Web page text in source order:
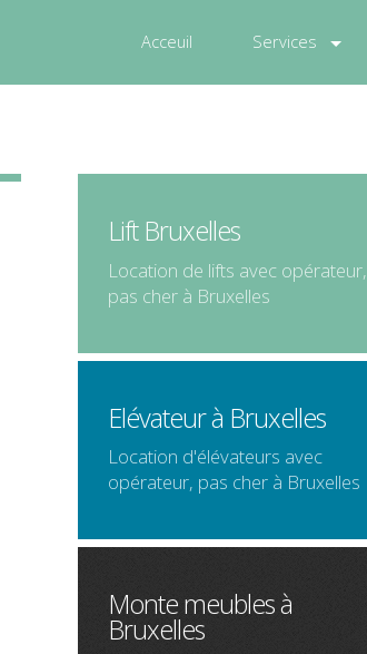
Acceuil Services
Lift Bruxelles
Location de lifts avec opérateur,
pas cherà Bruxelles
Elévateur à Bruxelles
Location d'élévateurs avec
opérateur, pas cherà Bruxelles
Monte meubles à
Bruxelles